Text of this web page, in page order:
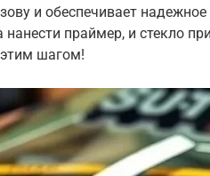
и обеспечивает
нанести праймер, и стекло
этим шагом!